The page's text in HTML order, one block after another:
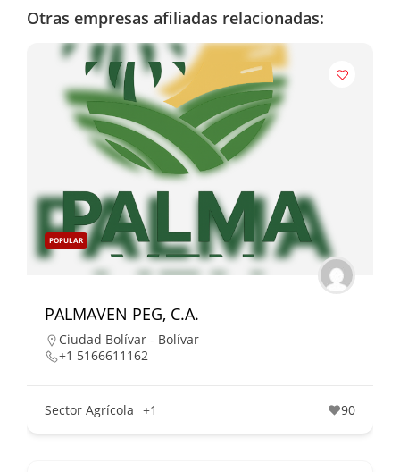
Otras empresas afiliadas relacionadas:
POPULAR
PALMAVEN PEG, C.A.
Ciudad Bolívar - Bolívar
+1 5166611162
Sector Agrícola +1 90